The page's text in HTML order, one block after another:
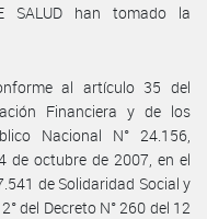
SALUD han tomado la
al artículo 35 del
Financiera y de los
Nacional N° 24.156,
de octubre de 2007, en el
de Solidaridad Social y
del Decreto N° 260 del 12